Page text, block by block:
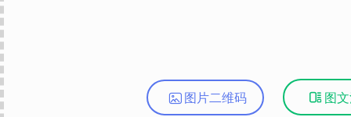
图片二维码
  图